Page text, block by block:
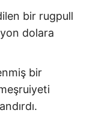
bir rugpull
dolara
bir